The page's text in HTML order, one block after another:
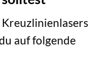
auf folgende